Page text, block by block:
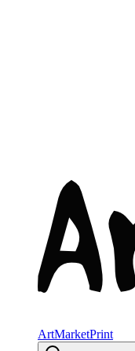
ArtMarketPrint